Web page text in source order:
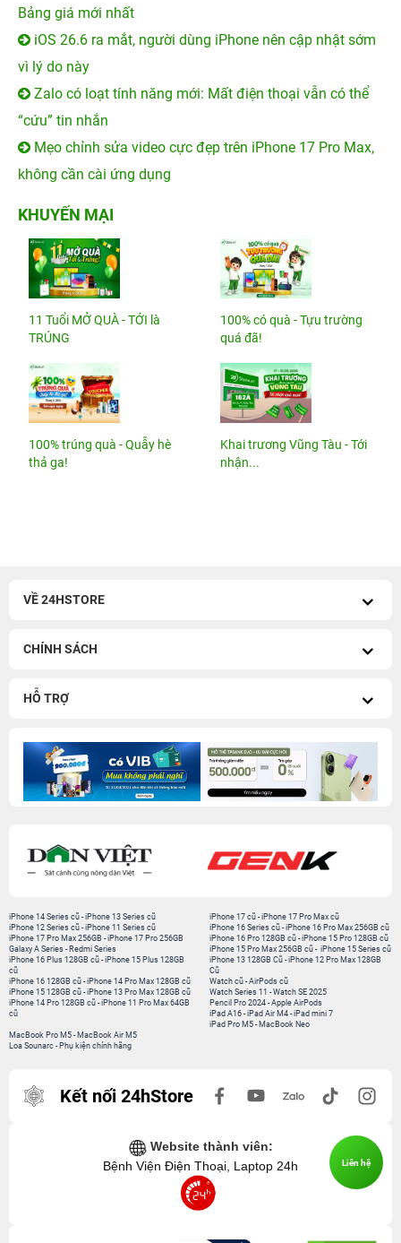
Bảng giá mới nhất
iOS 26.6 ra mắt, người dùng iPhone nên cập nhật sớm
vì lý do này
Zalo có loạt tính năng mới: Mất điện thoại vẫn có thể
“cứu” tin nhắn
Mẹo chỉnh sửa video cực đẹp trên iPhone 17 Pro Max,
không cần cài ứng dụng
KHUYẾN MẠI
11 Tuổi MỞ QUÀ - TỚI là
TRÚNG
100% có quà - Tựu trường
quá đã!
100% trúng quà - Quẫy hè
thả ga!
Khai trương Vũng Tàu - Tới
nhận...
VỀ 24HSTORE
CHÍNH SÁCH
HỖ TRỢ
iPhone 14 Series cũ -iPhone 13 Series cũ
iPhone 12 Series cũ -iPhone 11 Series cũ
iPhone 17 Pro Max 256GB -iPhone 17 Pro 256GB
Galaxy A Series - Redmi Series
iPhone 17 cũ -iPhone 17 Pro Max cũ
iPhone 16 Series cũ - iPhone 16 Pro Max 256GB cũ
iPhone 16 Pro 128GB cũ -iPhone 15 Pro 128GB cũ
iPhone 15 Pro Max 256GB cũ - iPhone 15 Series cũ
iPhone 16 Plus 128GB cũ -iPhone 15 Plus 128GB
cũ
iPhone 16 128GB cũ -iPhone 14 Pro Max 128GB cũ
iPhone 15 128GB cũ -iPhone 13 Pro Max 128GB cũ
iPhone 14 Pro 128GB cũ -iPhone 11 Pro Max 64GB
cũ
iPhone 13 128GB Cũ -iPhone 12 Pro Max 128GB
Cũ
Watch cũ -AirPods cũ
Watch Series 11 -Watch SE 2025
Pencil Pro 2024 -Apple AirPods
iPad A16 -iPad Air M4 -iPad mini 7
iPad Pro M5 - MacBook Neo
MacBook Pro M5 - MacBook Air M5
Loa Sounarc - Phụ kiện chính hãng
Kết nối 24hStore
Website thành viên:
Bệnh Viện Điện Thoại, Laptop 24h
Liên hệ